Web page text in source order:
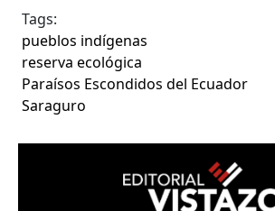
Tags:
pueblos indígenas
reserva ecológica
Paraísos Escondidos del Ecuador
Saraguro